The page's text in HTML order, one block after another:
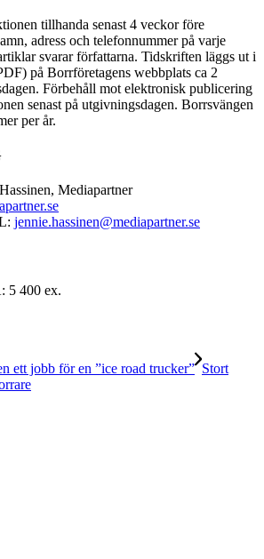
tillhanda senast 4 veckor före
adress och telefonnummer på varje
svarar författarna. Tidskriften läggs ut i
på Borrföretagens webbplats ca 2
Förbehåll mot elektronisk publicering
senast på utgivningsdagen. Borrsvängen
per år.
Mediapartner
se
jennie.hassinen@mediapartner.se
5 400 ex.
ett jobb för en ”ice road trucker” Stort